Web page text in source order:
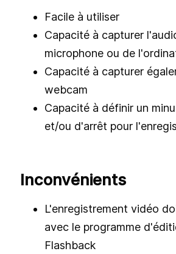
Facile à utiliser
Capacité à capturer
microphone ou de
Capacité à capturer
webcam
Capacité à définir un
et/ou d'arrêt pour
Inconvénients
L'enregistrement vidéo
avec le programme
Flashback